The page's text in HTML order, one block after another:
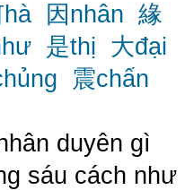
因nhân 緣
是thị 大đại
震chấn
duyên gì
sáu cách như